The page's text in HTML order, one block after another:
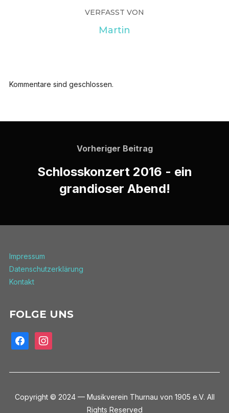
VERFASST VON
Martin
Kommentare sind geschlossen.
Vorheriger Beitrag
Schlosskonzert 2016 - ein
grandioser Abend!
Impressum
Datenschutzerklärung
Kontakt
FOLGE UNS
facebookinstagram
Copyright © 2024 — Musikverein Thurnau von 1905 e.V. All
Rights Reserved